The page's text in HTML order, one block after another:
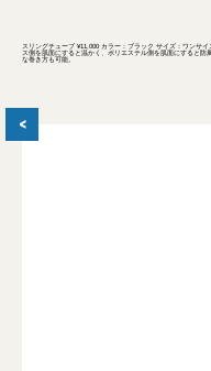
スリングチューブ ¥11,000 カラー：ブラック サイズ：ワンサ
ス側を肌面にすると温かく、ポリエステル側を肌面にすると
な巻き方も可能。
<